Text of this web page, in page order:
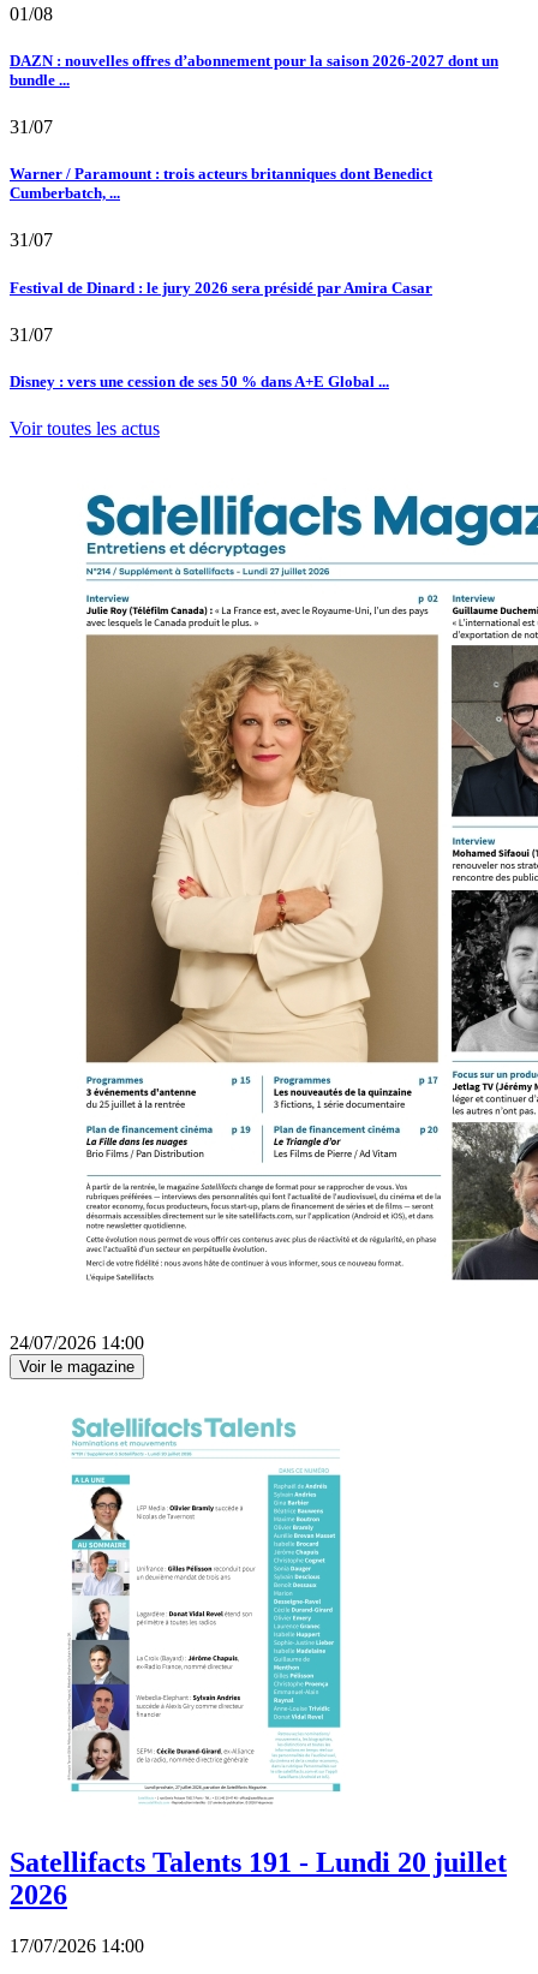
01/08
DAZN : nouvelles offres d’abonnement pour la saison 2026-2027 dont un
bundle ...
31/07
Warner / Paramount : trois acteurs britanniques dont Benedict
Cumberbatch, ...
31/07
Festival de Dinard : le jury 2026 sera présidé par Amira Casar
31/07
Disney : vers une cession de ses 50 % dans A+E Global ...
Voir toutes les actus
24/07/2026 14:00
Voir le magazine
Satellifacts Talents 191 - Lundi 20 juillet
2026
17/07/2026 14:00